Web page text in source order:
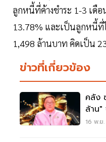
ลูกหนี้ที่ค้างชำระ 1-3 เดื
13.78% และเป็นลูกหนี้ที่
1,498 ล้านบาท คิดเป็น
ข่าวที่เกี่ยวข้อง
คลัง
ล้าน"
ดิจิทัล
16 พ.ย